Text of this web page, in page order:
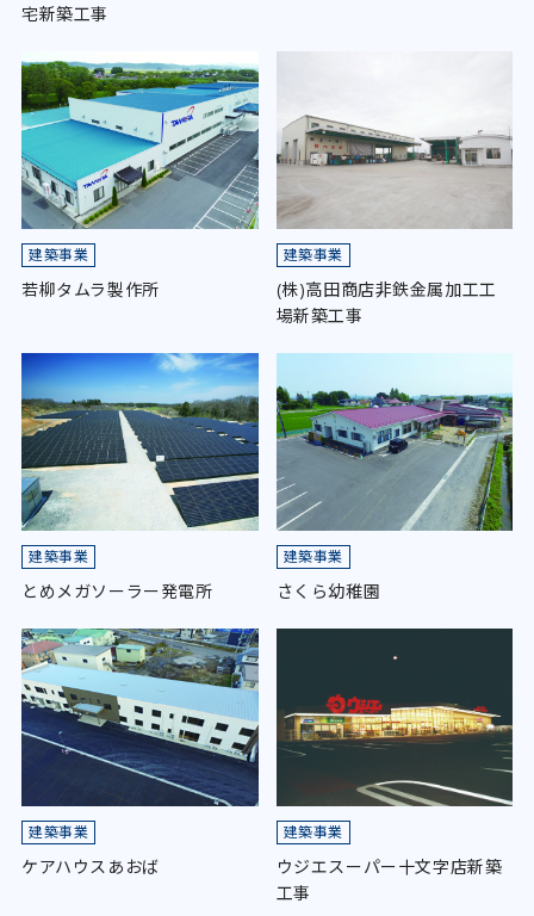
宅新築工事
建築事業
若柳タムラ製作所
建築事業
(株)高田商店非鉄金属加工工
場新築工事
建築事業
とめメガソーラー発電所
建築事業
さくら幼稚園
建築事業
ケアハウスあおば
建築事業
ウジエスーパー十文字店新築
工事